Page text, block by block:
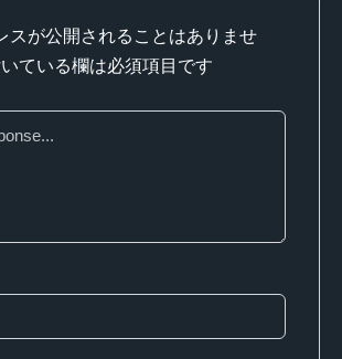
スが公開されることはありませ
ている欄は必須項目です